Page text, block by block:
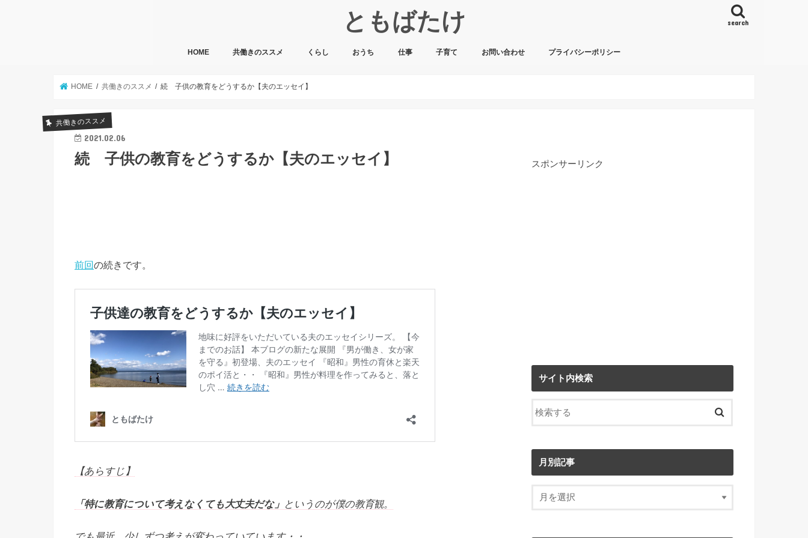
ともばたけ search
HOME 共働きのススメ くらし おうち 仕事 子育て お問い合わせ プライバシーポリシー
HOME 共働きのススメ 続 子供の教育をどうするか【夫のエッセイ】
共働きのススメ
2021.02.06
続 子供の教育をどうするか【夫のエッセイ】
前回の続きです。
【あらすじ】
「特に教育について考えなくても大丈夫だな」 というのが僕の教育観。
スポンサーリンク
サイト内検索
月別記事